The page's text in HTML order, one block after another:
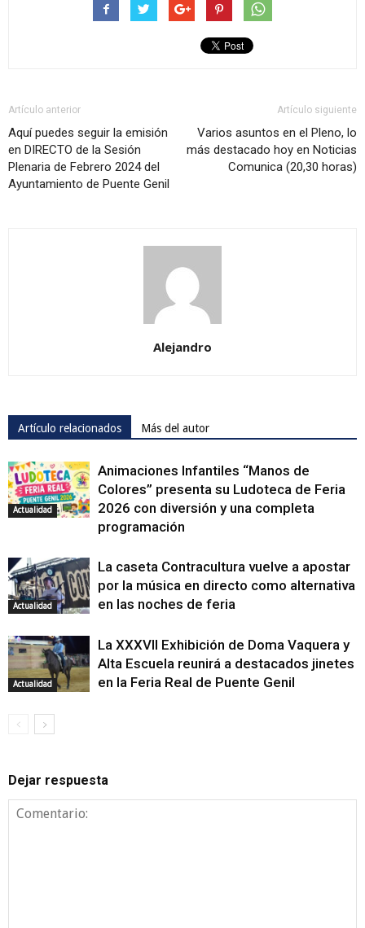
Artículo anterior
Aquí puedes seguir la emisión
en DIRECTO de la Sesión
Plenaria de Febrero 2024 del
Ayuntamiento de Puente Genil
Artículo siguiente
Varios asuntos en el Pleno, lo
más destacado hoy en Noticias
Comunica (20,30 horas)
Alejandro
Artículo relacionados Más del autor
Actualidad
Animaciones Infantiles “Manos de
Colores” presenta su Ludoteca de Feria
2026 con diversión y una completa
programación
Actualidad
La caseta Contracultura vuelve a apostar
por la música en directo como alternativa
en las noches de feria
Actualidad
La XXXVII Exhibición de Doma Vaquera y
Alta Escuela reunirá a destacados jinetes
en la Feria Real de Puente Genil
Dejar respuesta